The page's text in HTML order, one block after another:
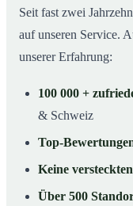
Seit fast zwei
auf unseren Service.
unserer Erfahrung:
100 000 +
& Schweiz
Top-
Keine
Über 500